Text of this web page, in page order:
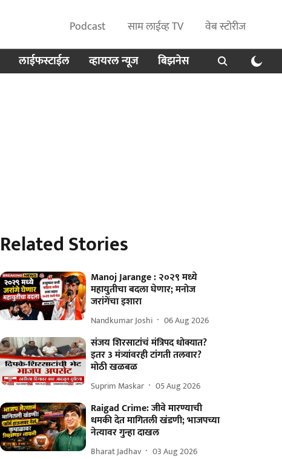
Podcast साम लाईव्ह TV
वेब स्टोरीज
लाईफस्टाईल व्हायरल न्यूज बिझनेस
Related Stories
Manoj Jarange : २०२९ मध्ये
महायुतीचा बदला घेणार; मनोज
जरांगेंचा इशारा
Nandkumar Joshi 06 Aug 2026
संजय शिरसाटांचं मंत्रिपद धोक्यात?
इतर 3 मंत्र्यांवरही टांगती तलवार?
मोठी खळबळ
Suprim Maskar 05 Aug 2026
Raigad Crime: जीवे मारण्याची
धमकी देत मागितली खंडणी; भाजपच्या
नेत्यावर गुन्हा दाखल
Bharat Jadhav 03 Aug 2026